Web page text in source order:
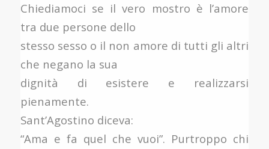
Chiediamoci se il vero mostro è l’amore
tra due persone dello
stesso sesso o il non amore di tutti gli altri
che negano la sua
dignità di esistere e realizzarsi
pienamente.
Sant’Agostino diceva:
“Ama e fa quel che vuoi”. Purtroppo chi